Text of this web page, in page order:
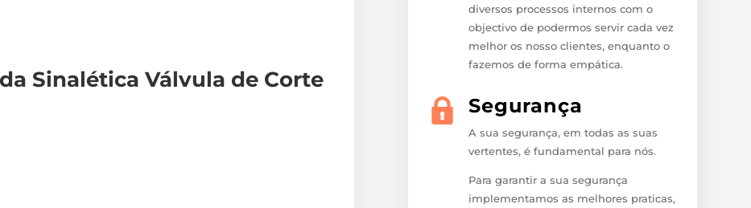
Sinalética Válvula de Corte
diversos processos internos com o
objectivo de podermos servir cada vez
melhor os nosso clientes, enquanto o
fazemos de forma empática.
Segurança
A sua segurança, em todas as suas
vertentes, é fundamental para nós.
Para garantir a sua segurança
implementamos as melhores praticas,